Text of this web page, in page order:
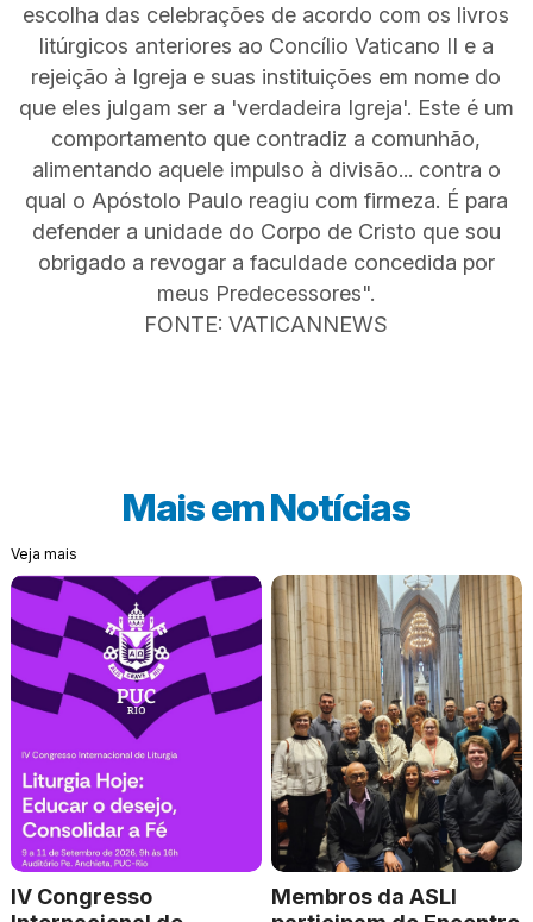
escolha das celebrações de acordo com os livros
litúrgicos anteriores ao Concílio Vaticano II e a
rejeição à Igreja e suas instituições em nome do
que eles julgam ser a 'verdadeira Igreja'. Este é um
comportamento que contradiz a comunhão,
alimentando aquele impulso à divisão... contra o
qual o Apóstolo Paulo reagiu com firmeza. É para
defender a unidade do Corpo de Cristo que sou
obrigado a revogar a faculdade concedida por
meus Predecessores".
FONTE: VATICANNEWS
Mais emNotícias
Veja mais
IV Congresso
Membros da ASLI